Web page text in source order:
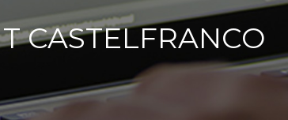
CASTELFRANCO